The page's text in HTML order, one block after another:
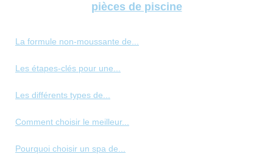
pièces de piscine
La formule non-moussante de...
Les étapes-clés pour une...
Les différents types de...
Comment choisir le meilleur...
Pourquoi choisir un spa de...